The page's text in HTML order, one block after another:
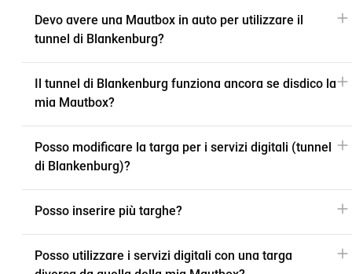
Devo avere una Mautbox in auto per utilizzare il
tunnel di Blankenburg?
Il tunnel di Blankenburg funziona ancora se disdico la
mia Mautbox?
Posso modificare la targa per i servizi digitali (tunnel
di Blankenburg)?
Posso inserire più targhe?
Posso utilizzare i servizi digitali con una targa